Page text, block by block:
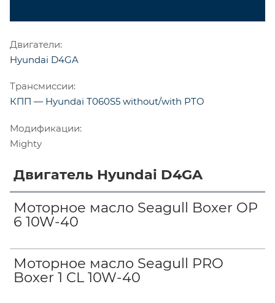
Двигатели:
Hyundai D4GA
Трансмиссии:
КПП — Hyundai T060S5 without/with PTO
Модификации:
Mighty
Двигатель Hyundai D4GA
Моторное масло Seagull Boxer OP
6 10W-40
Моторное масло Seagull PRO
Boxer 1 CL 10W-40